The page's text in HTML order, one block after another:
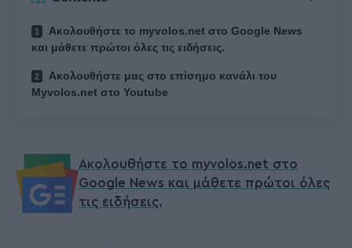
Ακολουθήστε το myvolos.net στο Google News
και μάθετε πρώτοι όλες τις ειδήσεις.
Ακολουθήστε μας στο επίσημο κανάλι του
Myvolos.net στο Youtube
Ακολουθήστε το myvolos.net στο
Google News και μάθετε πρώτοι όλες
τις ειδήσεις.